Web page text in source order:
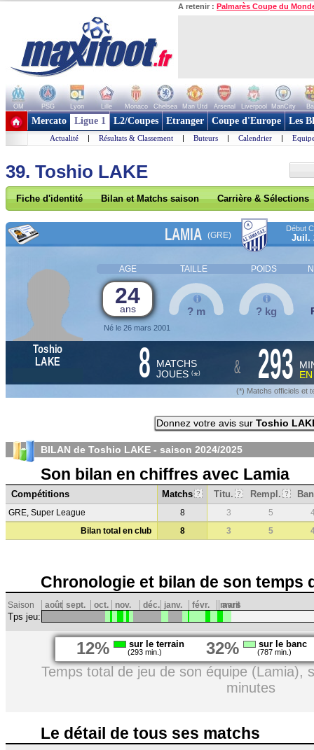
A retenir : Palmarès Coupe du
OM PSG Lyon Lille Monaco Chelsea Man Utd Arsenal Liverpool ManCity
+ de clubs
Mercato Ligue 1 L2/Coupes Etranger Coupe d'Europe Les
Actualité | Résultats & Classement | Buteurs | Calendrier |
39. Toshio LAKE
Fiche d'identité Bilan et Matchs saison Carrière & Sélections
LAMIA (GRE)
Début
Juil.
AGE TAILLE POIDS
24
ans
Né le 26 mars 2001
? m ? kg
Toshio
LAKE
8 MATCHS
JOUES (*) & 293
(*) Matchs officiels et
Donnez votre avis sur Toshio
BILAN de Toshio LAKE - saison 2024/2025
Son bilan en chiffres avec Lamia
Compétitions Matchs ? Titu. ? Rempl. ?
GRE, Super League 8 3 5
Bilan total en club
8 3 5
Chronologie et bilan de son temps
Saison août sept. oct. nov. déc. janv. févr. mars
avril
Tps jeu:
12% sur le terrain
(293 min.) 32% sur le banc
(787 min.)
Temps total de jeu de son équipe (Lamia),
minutes
Le détail de tous ses matchs